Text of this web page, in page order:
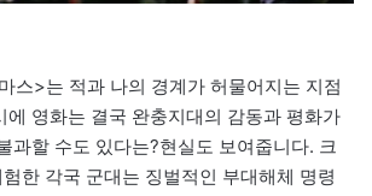
스>는 적과 나의 경계가 허물어지는 지점
에 영화는 결국 완충지대의 감동과 평화가
과할 수도 있다는?현실도 보여줍니다. 크
한 각국 군대는 징벌적인 부대해체 명령